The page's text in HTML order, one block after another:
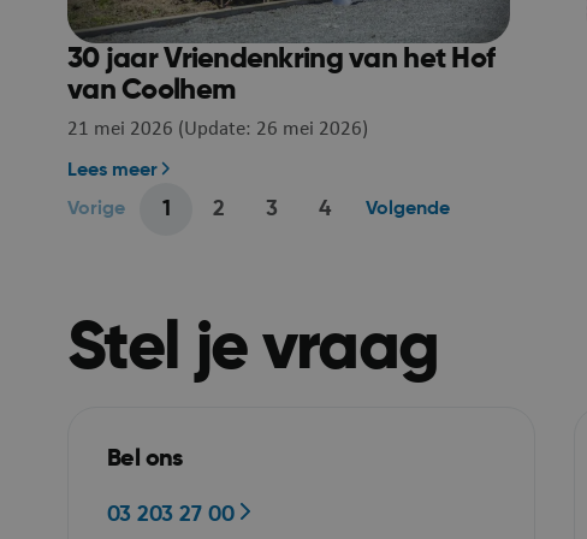
30 jaar Vriendenkring van het Hof
van Coolhem
21 mei 2026 (Update: 26 mei 2026)
Lees meer
Paginatie
Vorige 1 2 3 4 Volgende
Stel je vraag
Bel ons
03 203 27 00